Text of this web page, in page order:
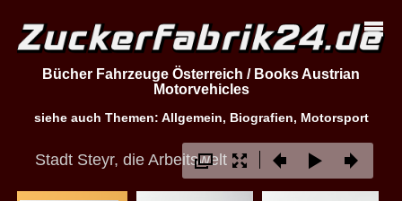
Bücher Fahrzeuge Österreich / Books Austrian
Motorvehicles
siehe auch Themen: Allgemein, Biografien, Motorsport
Stadt Steyr, die Arbeitswelt